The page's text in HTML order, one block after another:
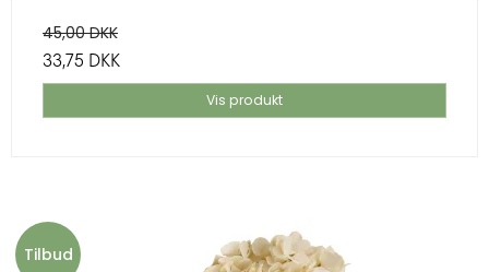
45,00 DKK
33,75 DKK
Vis produkt
Tilbud